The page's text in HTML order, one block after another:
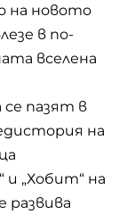
на новото
в по-
вселена
пазят в
на
„Хобит“ на
развива